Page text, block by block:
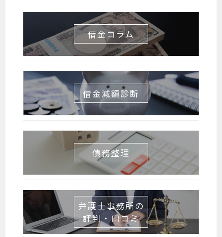
借金コラム
借金減額診断
債務整理
弁護士事務所の
評判・口コミ